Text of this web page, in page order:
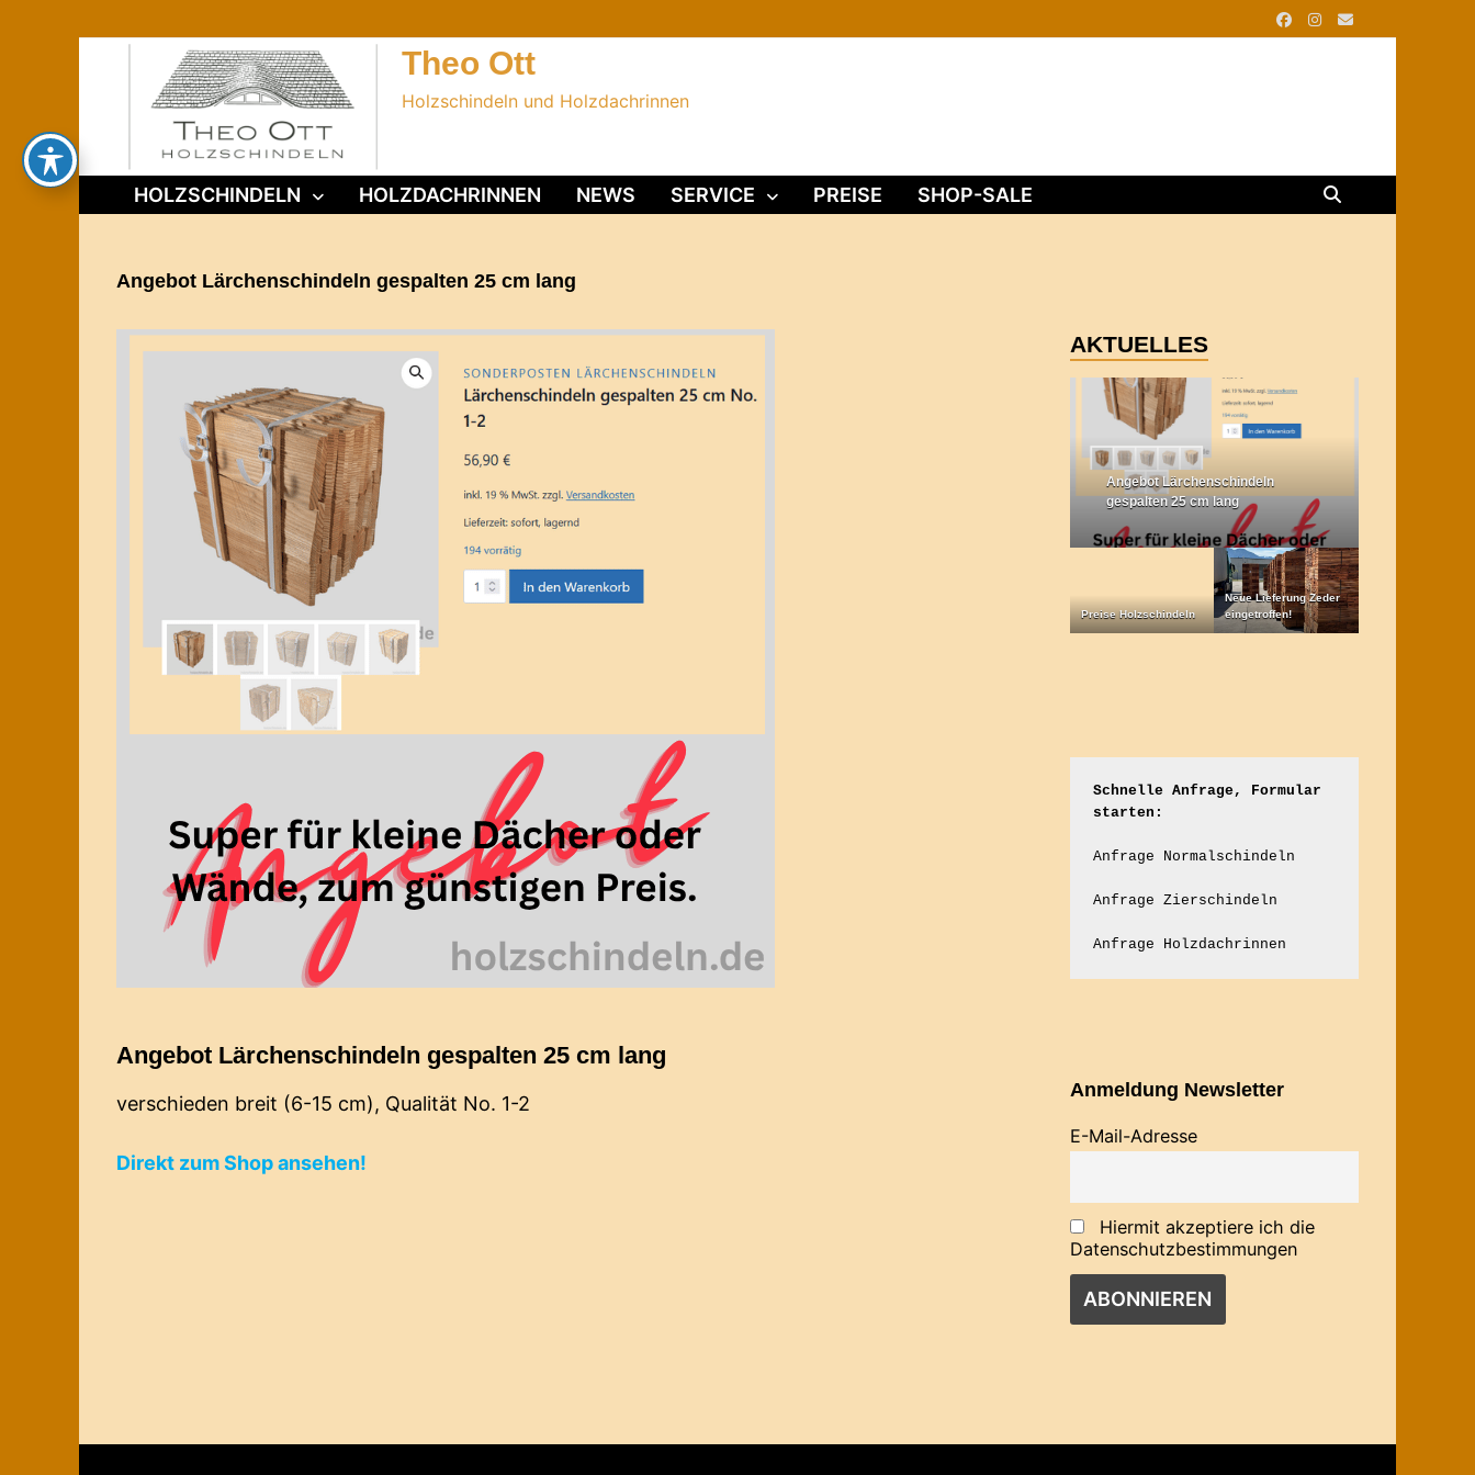
zum
Theo Ott
Holzschindeln und Holzdachrinnen
HOLZSCHINDELN HOLZDACHRINNEN NEWS SERVICE PREISE SHOP-SALE
Angebot Lärchenschindeln gespalten 25 cm lang
Angebot Lärchenschindeln gespalten 25 cm lang
verschieden breit (6-15 cm), Qualität No. 1-2
Direkt zum Shop ansehen!
AKTUELLES
Angebot Lärchenschindeln
gespalten 25 cm lang
Preise Holzschindeln
Neue Lieferung Zeder
eingetroffen!
Schnelle Anfrage, Formular
starten:
Anfrage Normalschindeln
Anfrage Zierschindeln
Anfrage Holzdachrinnen
Anmeldung Newsletter
E-Mail-Adresse
Hiermit akzeptiere ich die
Datenschutzbestimmungen